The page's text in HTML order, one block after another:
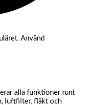
Använd
alla funktioner runt
luftfilter, fläkt och